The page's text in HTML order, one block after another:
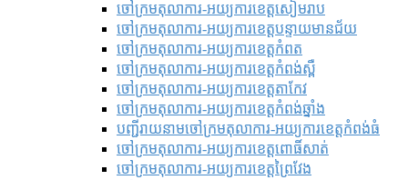
ចៅក្រមតុលាការ-អយ្យការខេត្តសៀមរាប
ចៅក្រមតុលាការ-អយ្យការខេត្តបន្ទាយមានជ័យ
ចៅក្រមតុលាការ-អយ្យការខេត្តកំពត
ចៅក្រមតុលាការ-អយ្យការខេត្តកំពង់ស្ពឺ
ចៅក្រមតុលាការ-អយ្យការខេត្តតាកែវ
ចៅក្រមតុលាការ-អយ្យការខេត្តកំពង់ឆ្នាំង
បញ្ជីរាយនាមចៅក្រមតុលាការ-អយ្យការខេត្តកំពង់ធំ
ចៅក្រមតុលាការ-អយ្យការខេត្តពោធិ៍សាត់
ចៅក្រមតុលាការ-អយ្យការខេត្តព្រៃវែង